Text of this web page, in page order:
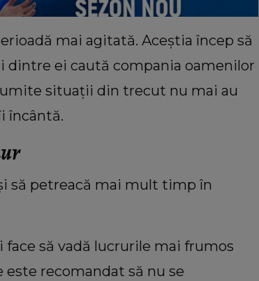
mai agitată. Aceștia încep să
dintre ei caută compania oamenilor
situații din trecut nu mai au
încântă.
să petreacă mai mult timp în
să vadă lucrurile mai frumos
recomandat să nu se